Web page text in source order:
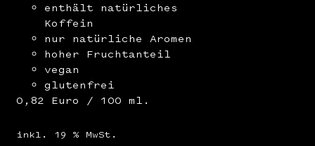
enthält natürliches
Koffein
nur natürliche Aromen
hoher Fruchtanteil
vegan
glutenfrei
0,82 Euro / 100 ml.
inkl. 19 % MwSt.